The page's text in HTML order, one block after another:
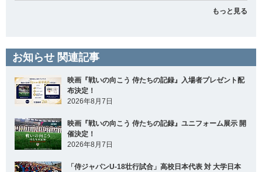
もっと見る
お知らせ 関連記事
映画『戦いの向こう 侍たちの記録』入場者プレゼント配
布決定！
2026年8月7日
映画『戦いの向こう 侍たちの記録』ユニフォーム展示 開
催決定！
2026年8月7日
「侍ジャパンU-18壮行試合」高校日本代表 対 大学日本